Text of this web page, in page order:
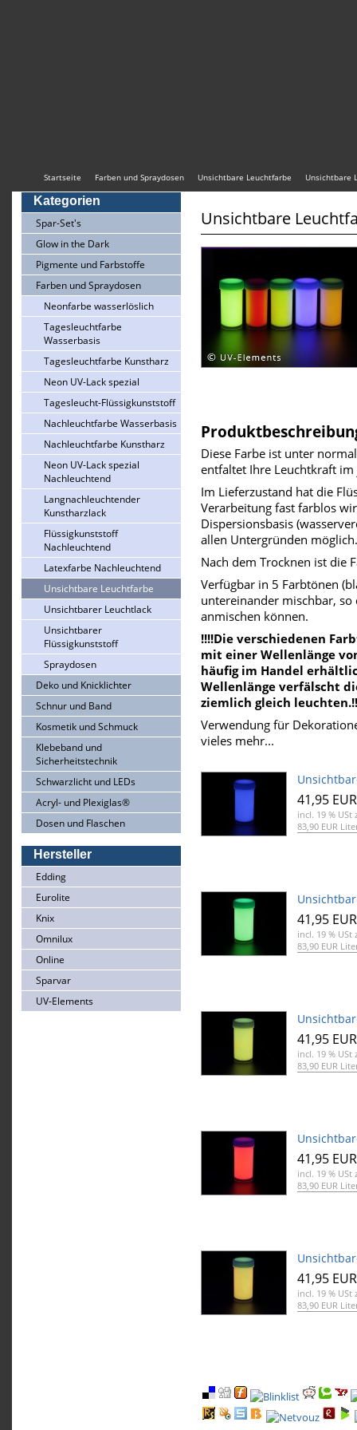
Startseite Farben und Spraydosen Unsichtbare Leuchtfarbe Unsichtbare
Kategorien
Spar-Set's
Glow in the Dark
Pigmente und Farbstoffe
Farben und Spraydosen
Neonfarbe wasserlöslich
Tagesleuchtfarbe
Wasserbasis
Tagesleuchtfarbe Kunstharz
Neon UV-Lack spezial
Tagesleucht-Flüssigkunststoff
Nachleuchtfarbe Wasserbasis
Nachleuchtfarbe Kunstharz
Neon UV-Lack spezial
Nachleuchtend
Langnachleuchtender
Kunstharzlack
Flüssigkunststoff
Nachleuchtend
Latexfarbe Nachleuchtend
Unsichtbare Leuchtfarbe
Unsichtbarer Leuchtlack
Unsichtbarer
Flüssigkunststoff
Spraydosen
Deko und Knicklichter
Schnur und Band
Kosmetik und Schmuck
Klebeband und
Sicherheitstechnik
Schwarzlicht und LEDs
Acryl- und Plexiglas®
Dosen und Flaschen
Hersteller
Edding
Eurolite
Knix
Omnilux
Online
Sparvar
UV-Elements
Unsichtbare
Diese Farbe ist unter
entfaltet Ihre Leuchtkraft
Im Lieferzustand hat die
Verarbeitung fast farblos
Dispersionsbasis
allen Untergründen möglich.
Nach dem Trocknen ist die
Verfügbar in 5 Farbtönen
untereinander mischbar,
anmischen können.
!!!!Die verschiedenen
mit einer Wellenlänge
häufig im Handel
Wellenlänge verfälscht
ziemlich gleich
Verwendung für
vieles mehr...
41,95 EUR
incl. 19 % USt
83,90 EUR
41,95 EUR
incl. 19 % USt
83,90 EUR
41,95 EUR
incl. 19 % USt
83,90 EUR
41,95 EUR
incl. 19 % USt
83,90 EUR
41,95 EUR
incl. 19 % USt
83,90 EUR